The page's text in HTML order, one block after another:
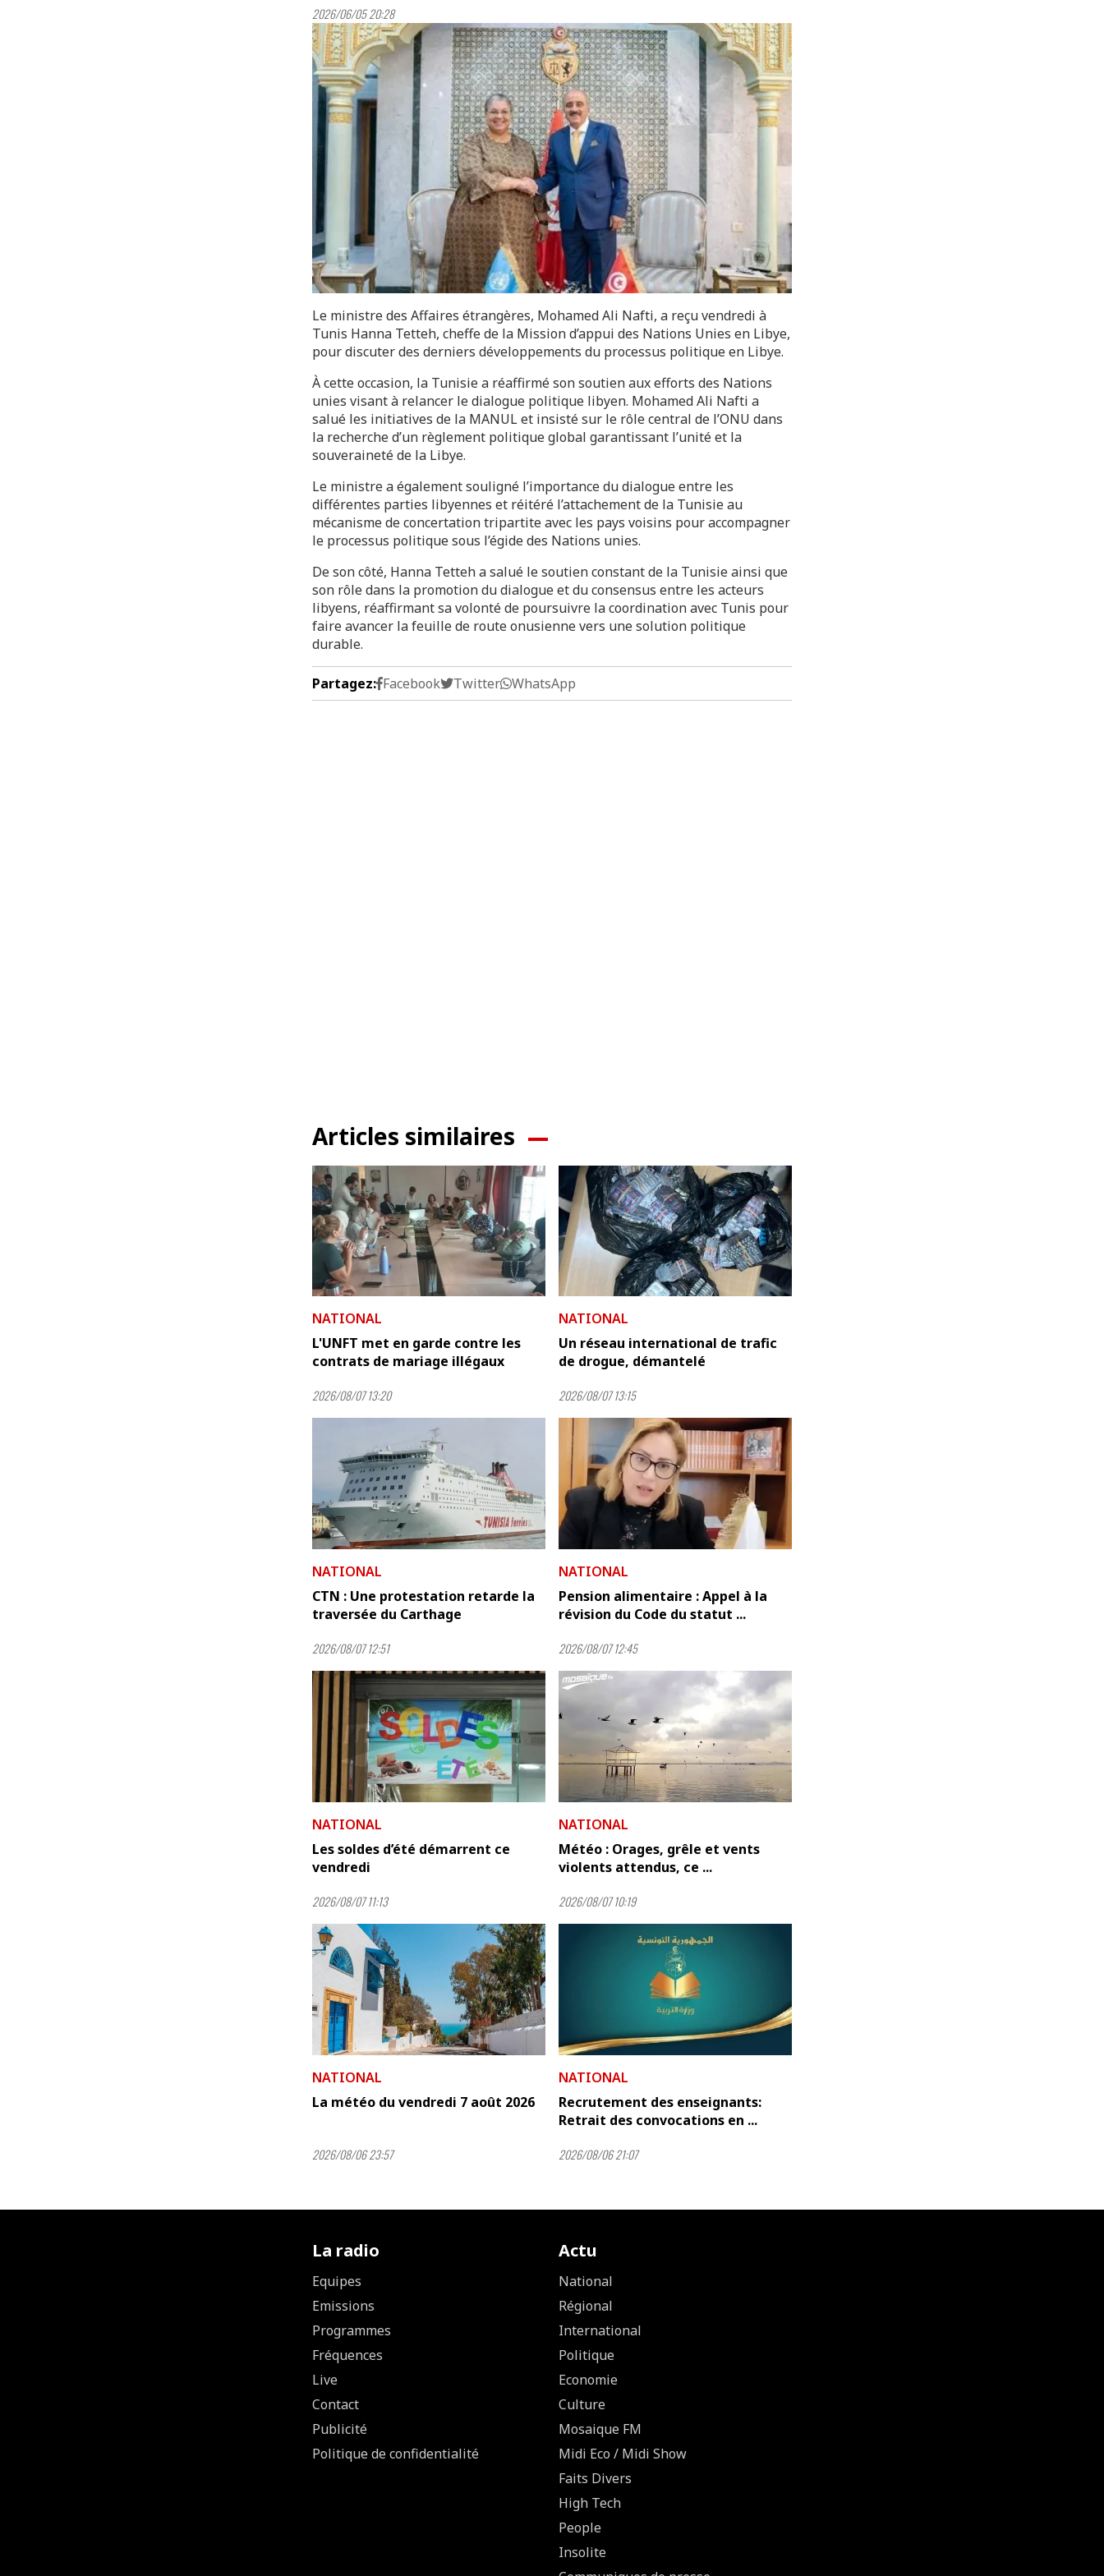
2026/06/05 20:28
Le ministre des Affaires étrangères, Mohamed Ali Nafti, a reçu vendredi à
Tunis Hanna Tetteh, cheffe de la Mission d’appui des Nations Unies en Libye,
pour discuter des derniers développements du processus politique en Libye.
À cette occasion, la Tunisie a réaffirmé son soutien aux efforts des Nations
unies visant à relancer le dialogue politique libyen. Mohamed Ali Nafti a
salué les initiatives de la MANUL et insisté sur le rôle central de l’ONU dans
la recherche d’un règlement politique global garantissant l’unité et la
souveraineté de la Libye.
Le ministre a également souligné l’importance du dialogue entre les
différentes parties libyennes et réitéré l’attachement de la Tunisie au
mécanisme de concertation tripartite avec les pays voisins pour accompagner
le processus politique sous l’égide des Nations unies.
De son côté, Hanna Tetteh a salué le soutien constant de la Tunisie ainsi que
son rôle dans la promotion du dialogue et du consensus entre les acteurs
libyens, réaffirmant sa volonté de poursuivre la coordination avec Tunis pour
faire avancer la feuille de route onusienne vers une solution politique
durable.
Partagez: Facebook Twitter WhatsApp
Articles similaires
NATIONAL
L'UNFT met en garde contre les
contrats de mariage illégaux
2026/08/07 13:20
NATIONAL
Un réseau international de trafic
de drogue, démantelé
2026/08/07 13:15
NATIONAL
CTN : Une protestation retarde la
traversée du Carthage
2026/08/07 12:51
NATIONAL
Pension alimentaire : Appel à la
révision du Code du statut ...
2026/08/07 12:45
NATIONAL
Les soldes d’été démarrent ce
vendredi
2026/08/07 11:13
NATIONAL
Météo : Orages, grêle et vents
violents attendus, ce ...
2026/08/07 10:19
NATIONAL
La météo du vendredi 7 août 2026
2026/08/06 23:57
NATIONAL
Recrutement des enseignants:
Retrait des convocations en ...
2026/08/06 21:07
La radio
Equipes
Emissions
Programmes
Fréquences
Live
Contact
Publicité
Politique de confidentialité
Actu
National
Régional
International
Politique
Economie
Culture
Mosaique FM
Midi Eco / Midi Show
Faits Divers
High Tech
People
Insolite